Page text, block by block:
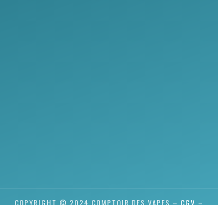
COPYRIGHT © 2024 COMPTOIR DES VAPES – CGV –